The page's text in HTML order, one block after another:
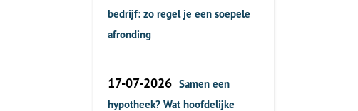
bedrijf: zo regel je een soepele
afronding
17-07-2026 Samen een
hypotheek? Wat hoofdelijke